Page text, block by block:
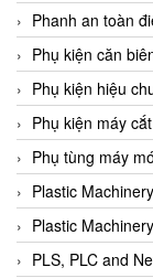
BEKO
Belimo
Benetech
Bently Nevada
Bentone Vietnam
Bernstein Vietnam
Berthold
Bestech
Phanh an toàn
Phụ kiện căn
Phụ kiện hiệu
Phụ kiện máy
Phụ tùng máy
Plastic Machinery
Plastic Machinery
PLS, PLC and